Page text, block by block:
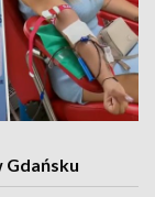
Gdańsku